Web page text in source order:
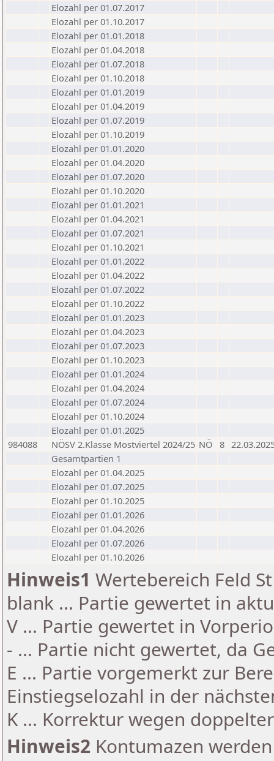
Elozahl per 01.07.2017
Elozahl per 01.10.2017
Elozahl per 01.01.2018
Elozahl per 01.04.2018
Elozahl per 01.07.2018
Elozahl per 01.10.2018
Elozahl per 01.01.2019
Elozahl per 01.04.2019
Elozahl per 01.07.2019
Elozahl per 01.10.2019
Elozahl per 01.01.2020
Elozahl per 01.04.2020
Elozahl per 01.07.2020
Elozahl per 01.10.2020
Elozahl per 01.01.2021
Elozahl per 01.04.2021
Elozahl per 01.07.2021
Elozahl per 01.10.2021
Elozahl per 01.01.2022
Elozahl per 01.04.2022
Elozahl per 01.07.2022
Elozahl per 01.10.2022
Elozahl per 01.01.2023
Elozahl per 01.04.2023
Elozahl per 01.07.2023
Elozahl per 01.10.2023
Elozahl per 01.01.2024
Elozahl per 01.04.2024
Elozahl per 01.07.2024
Elozahl per 01.10.2024
Elozahl per 01.01.2025
984088
NÖSV 2.Klasse Mostviertel 2024/25 NÖ 8
Gesamtpartien 1
Elozahl per 01.04.2025
Elozahl per 01.07.2025
Elozahl per 01.10.2025
Elozahl per 01.01.2026
Elozahl per 01.04.2026
Elozahl per 01.07.2026
Elozahl per 01.10.2026
Hinweis1 Wertebereich Feld
blank ... Partie gewertet in
V ... Partie gewertet in
- ... Partie nicht gewertet, da
E ... Partie vorgemerkt zur
Einstiegselozahl in der
K ... Korrektur wegen
Hinweis2 Kontumazen